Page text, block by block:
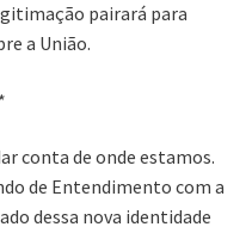
pairará para
a União.
conta de onde estamos.
de Entendimento com a
dessa nova identidade